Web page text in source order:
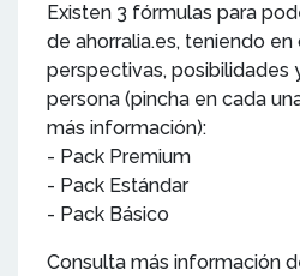
Existen 3 fórmulas para
de ahorralia.es, teniendo en
perspectivas, posibilidades
persona (pincha en cada
más información):
- Pack Premium
- Pack Estándar
- Pack Básico
Consulta más información